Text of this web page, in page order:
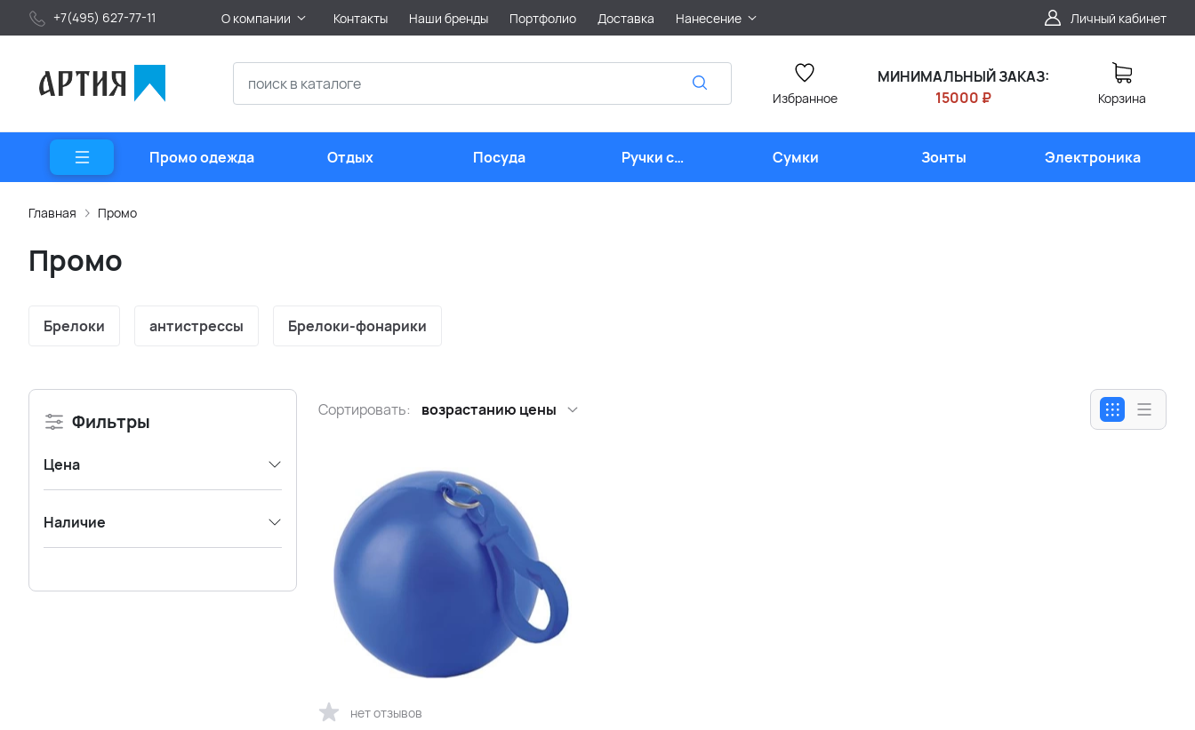
+7(495) 627-77-11 О компании Контакты Наши бренды Портфолио Доставка Нанесение Личный кабинет
Избранное
МИНИМАЛЬНЫЙ ЗАКАЗ:
15000 ₽
Корзина
Промо одежда Отдых Посуда
Ручки с
логотипом
Сумки Зонты Электроника
Главная Промо
Промо
Брелоки антистрессы Брелоки-фонарики
Фильтры
Цена
Наличие
Сортировать: возрастанию цены
нет отзывов